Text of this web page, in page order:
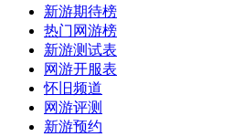
新游期待榜
热门网游榜
新游测试表
网游开服表
怀旧频道
网游评测
新游预约